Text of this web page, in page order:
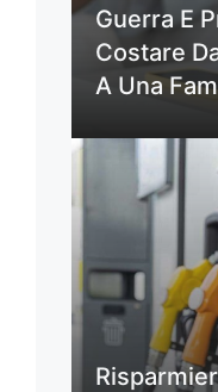
Guerra E
Costare
A Una